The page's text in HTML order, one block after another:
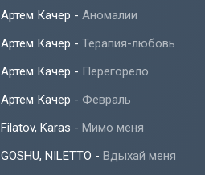
Артем Качер - Аномалии
Артем Качер - Терапия-любовь
Артем Качер - Перегорело
Артем Качер - Февраль
Filatov, Karas - Мимо меня
GOSHU, NILETTO - Вдыхай меня